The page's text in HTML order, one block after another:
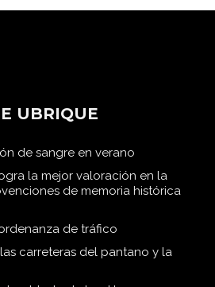
UBRIQUE
de sangre en verano
la mejor valoración en la
de memoria histórica
de tráfico
carreteras del pantano y la